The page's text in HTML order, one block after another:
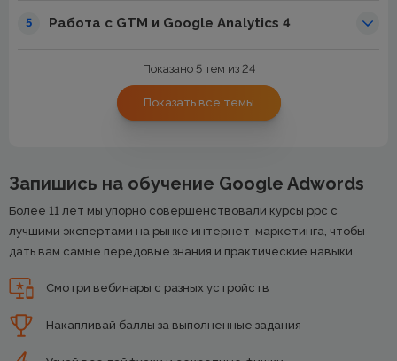
5 Работа с GTM и Google Analytics 4
Показано 5 тем из 24
Показать все темы
Запишись на обучение Google Adwords
Более 11 лет мы упорно совершенствовали курсы ppc с
лучшими экспертами на рынке интернет-маркетинга, чтобы
дать вам самые передовые знания и практические навыки
Смотри вебинары с разных устройств
Накапливай баллы за выполненные задания